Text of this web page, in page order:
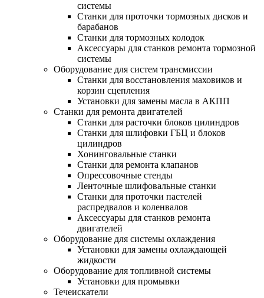
системы
Станки для проточки тормозных дисков и
барабанов
Станки для тормозных колодок
Аксессуары для станков ремонта тормозной
системы
Оборудование для систем трансмиссии
Станки для восстановления маховиков и
корзин сцепления
Установки для замены масла в АКПП
Станки для ремонта двигателей
Станки для расточки блоков цилиндров
Станки для шлифовки ГБЦ и блоков
цилиндров
Хонинговальные станки
Станки для ремонта клапанов
Опрессовочные стенды
Ленточные шлифовальные станки
Станки для проточки пастелей
распредвалов и коленвалов
Аксессуары для станков ремонта
двигателей
Оборудование для системы охлаждения
Установки для замены охлаждающей
жидкости
Оборудование для топливной системы
Установки для промывки
Течеискатели